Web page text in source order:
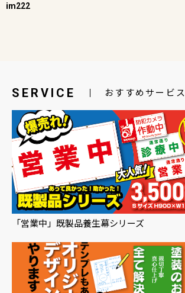
im222
SERVICE おすすめサービス
「営業中」既製品養生幕シリーズ